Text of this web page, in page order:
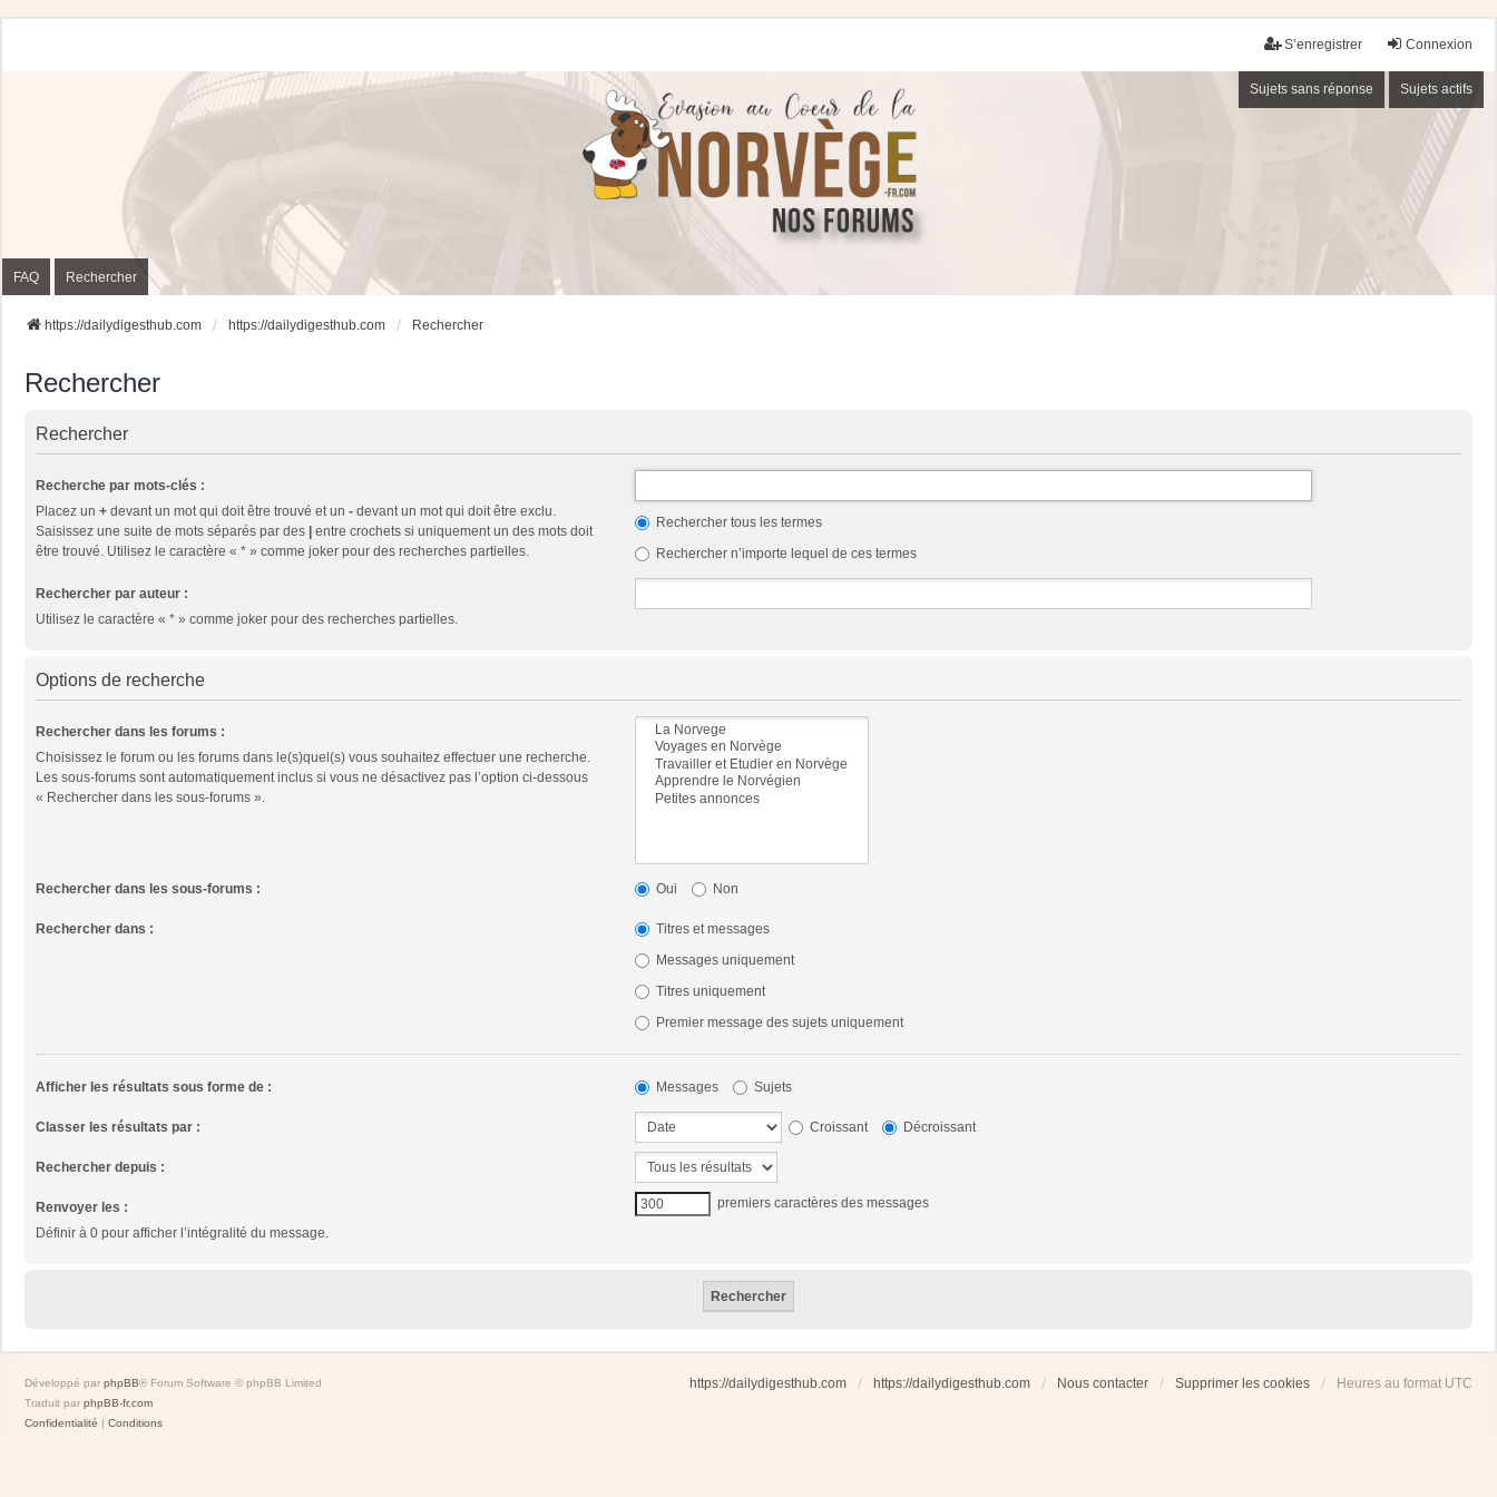
Connexion
S’enregistrer
Sujets sans réponse Sujets actifs
FAQ Rechercher
https://dailydigesthub.com https://dailydigesthub.com Rechercher
Rechercher
Rechercher
Recherche par mots-clés :
Placez un + devant un mot qui doit être trouvé et un - devant un mot qui doit être exclu.
Saisissez une suite de mots séparés par des
entre crochets si uniquement un des mots doit
être trouvé. Utilisez le caractère « * » comme joker pour des recherches partielles.
Rechercher tous les termes
Rechercher n’importe lequel de ces termes
Rechercher par auteur :
Utilisez le caractère « * » comme joker pour des recherches partielles.
Options de recherche
Rechercher dans les forums :
Choisissez le forum ou les forums dans le(s)quel(s) vous souhaitez effectuer une recherche.
Les sous-forums sont automatiquement inclus si vous ne désactivez pas l’option ci-dessous
« Rechercher dans les sous-forums ».
Rechercher dans les sous-forums : Oui Non
Rechercher dans :
Titres et messages
Messages uniquement
Titres uniquement
Premier message des sujets uniquement
Afficher les résultats sous forme de : Messages Sujets
Classer les résultats par : Croissant Décroissant
Rechercher depuis :
Renvoyer les :
Définir à 0 pour afficher l’intégralité du message.
premiers caractères des messages
https://dailydigesthub.com https://dailydigesthub.com Nous contacter Supprimer les cookies Heures au format UTC
Développé par phpBB® Forum Software © phpBB Limited
Traduit par phpBB-fr.com
Confidentialité | Conditions